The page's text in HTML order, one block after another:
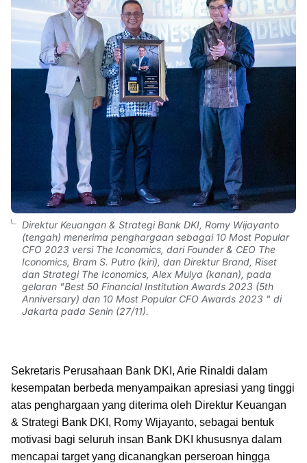
Direktur Keuangan & Strategi Bank DKI, Romy Wijayanto
(tengah) menerima penghargaan sebagai 10 Most Popular
CFO 2023 versi The Iconomics, dari Founder & CEO The
Iconomics, Bram S. Putro (kiri), dan Direktur Brand, Riset
dan Strategi The Iconomics, Alex Mulya (kanan), pada
gelaran "Best 50 Financial Institution Awards 2023 (5th
Anniversary) dan 10 Most Popular CFO Awards 2023 " di
Jakarta pada Senin (27/11).
Sekretaris Perusahaan Bank DKI, Arie Rinaldi dalam
kesempatan berbeda menyampaikan apresiasi yang tinggi
atas penghargaan yang diterima oleh Direktur Keuangan
& Strategi Bank DKI, Romy Wijayanto, sebagai bentuk
motivasi bagi seluruh insan Bank DKI khususnya dalam
mencapai target yang dicanangkan perseroan hingga